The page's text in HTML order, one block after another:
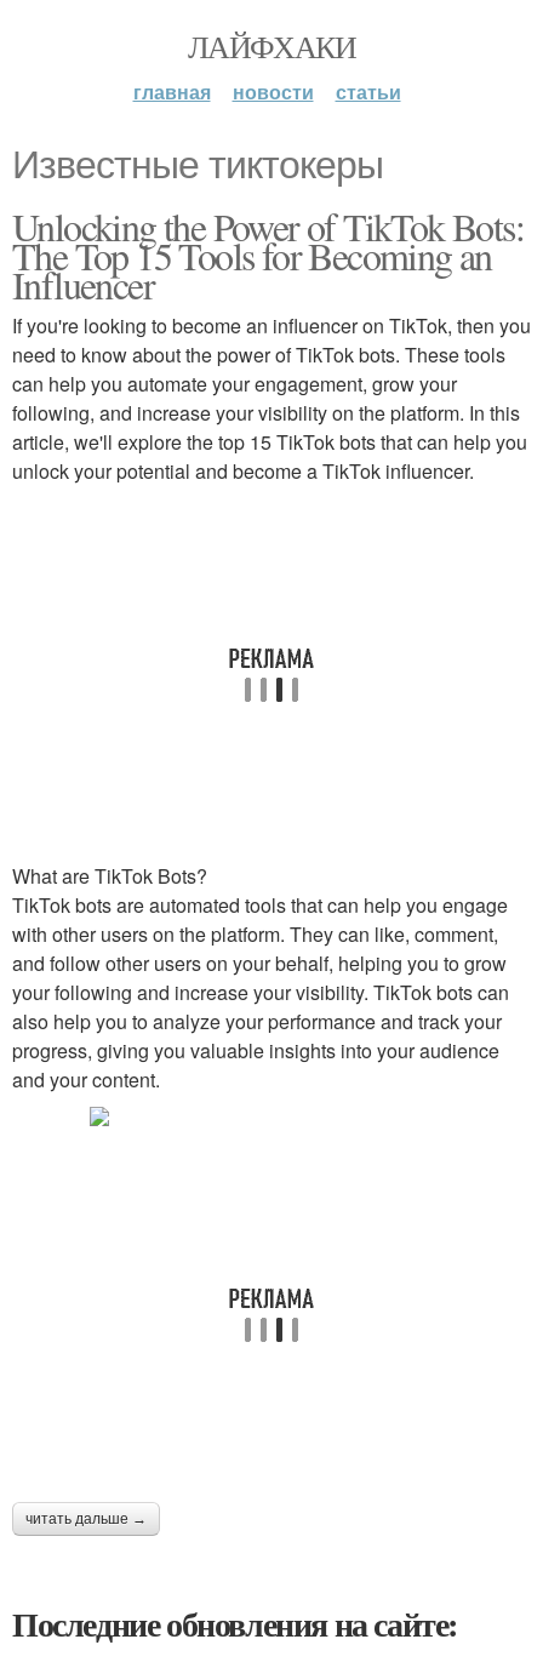
ЛАЙФХАКИ
главная новости статьи
Известные тиктокеры
Unlocking the Power of TikTok Bots:
The Top 15 Tools for Becoming an
Influencer
If you're looking to become an influencer on TikTok, then you
need to know about the power of TikTok bots. These tools
can help you automate your engagement, grow your
following, and increase your visibility on the platform. In this
article, we'll explore the top 15 TikTok bots that can help you
unlock your potential and become a TikTok influencer.
What are TikTok Bots?
TikTok bots are automated tools that can help you engage
with other users on the platform. They can like, comment,
and follow other users on your behalf, helping you to grow
your following and increase your visibility. TikTok bots can
also help you to analyze your performance and track your
progress, giving you valuable insights into your audience
and your content.
читать дальше →
Последние обновления на сайте: